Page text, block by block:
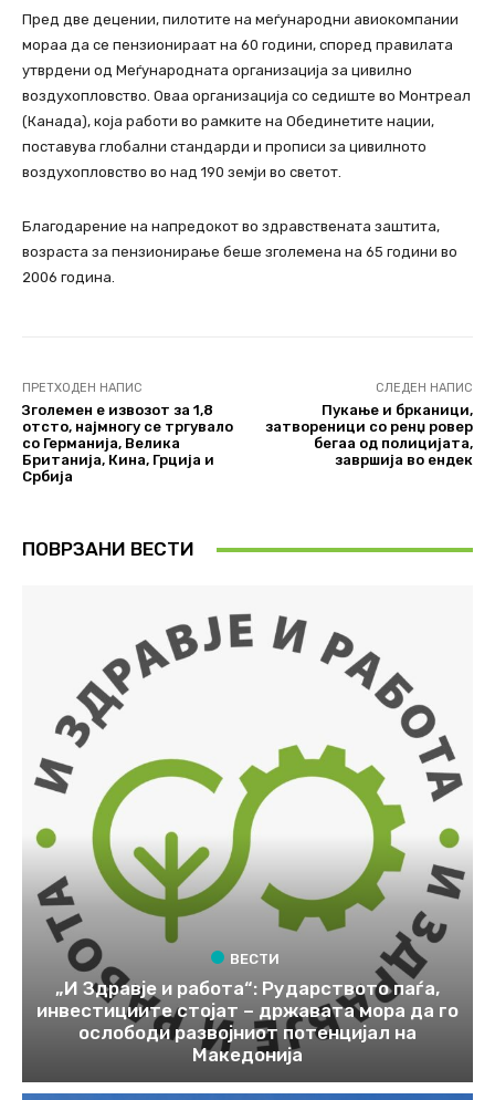
Пред две децении, пилотите на меѓународни авиокомпании
мораа да се пензионираат на 60 години, според правилата
утврдени од Меѓународната организација за цивилно
воздухопловство. Оваа организација со седиште во Монтреал
(Канада), која работи во рамките на Обединетите нации,
поставува глобални стандарди и прописи за цивилното
воздухопловство во над 190 земји во светот.
Благодарение на напредокот во здравствената заштита,
возраста за пензионирање беше зголемена на 65 години во
2006 година.
ПРЕТХОДЕН НАПИС
Зголемен е извозот за 1,8
отсто, најмногу се тргувало
со Германија, Велика
Британија, Кина, Грција и
Србија
СЛЕДЕН НАПИС
Пукање и брканици,
затвореници со ренџ ровер
бегаа од полицијата,
завршија во ендек
ПОВРЗАНИ ВЕСТИ
ВЕСТИ
„И Здравје и работа“: Рударството паѓа,
инвестициите стојат – државата мора да го
ослободи развојниот потенцијал на
Македонија